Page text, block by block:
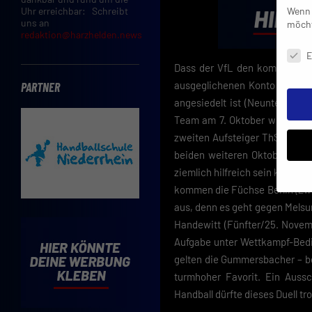
Uhr erreichbar: Schreibt
uns an
redaktion@harzhelden.news
PARTNER
Dass der VfL den
ausgeglichenen Konto und
angesiedelt ist (Neunter/6:6
Team am 7. Oktober weder
zweiten Aufsteiger ThSV
beiden weiteren Oktober-
ziemlich hilfreich sein könnte:
kommen die Füchse Berlin
aus, denn es geht gegen
Handewitt (Fünfter/25.
Aufgabe unter Wettkampf-
gelten die Gummersbacher –
turmhoher Favorit. Ein
Handball dürfte dieses Duell
Mit